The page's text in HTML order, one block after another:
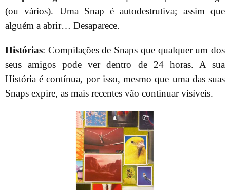
(ou vários). Uma Snap é autodestrutiva; assim que
alguém a abrir… Desaparece.
Histórias: Compilações de Snaps que qualquer um dos
seus amigos pode ver dentro de 24 horas. A sua
História é contínua, por isso, mesmo que uma das suas
Snaps expire, as mais recentes vão continuar visíveis.